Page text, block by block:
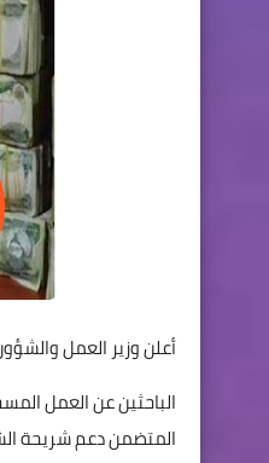
أعلن وزير العمل والشؤون
الباحثين عن العمل
المتضمن دعم شريحة